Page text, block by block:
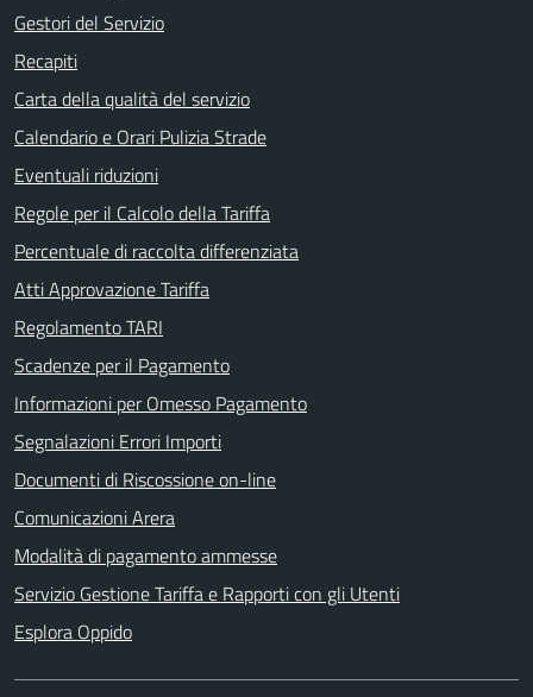
Gestori del Servizio
Recapiti
Carta della qualità del servizio
Calendario e Orari Pulizia Strade
Eventuali riduzioni
Regole per il Calcolo della Tariffa
Percentuale di raccolta differenziata
Atti Approvazione Tariffa
Regolamento TARI
Scadenze per il Pagamento
Informazioni per Omesso Pagamento
Segnalazioni Errori Importi
Documenti di Riscossione on-line
Comunicazioni Arera
Modalità di pagamento ammesse
Servizio Gestione Tariffa e Rapporti con gli Utenti
Esplora Oppido